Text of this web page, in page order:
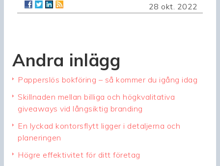
28 okt. 2022
Andra inlägg
Papperslös bokföring – så kommer du igång idag
Skillnaden mellan billiga och högkvalitativa
giveaways vid långsiktig branding
En lyckad kontorsflytt ligger i detaljerna och
planeringen
Högre effektivitet för ditt företag